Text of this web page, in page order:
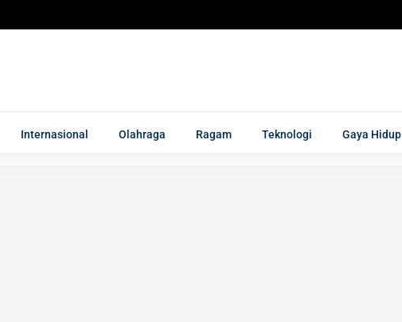
Internasional Olahraga Ragam Teknologi Gaya Hidup